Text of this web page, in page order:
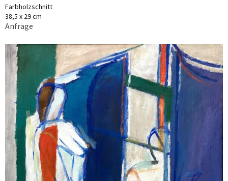
Farbholzschnitt
38,5 x 29 cm
Anfrage